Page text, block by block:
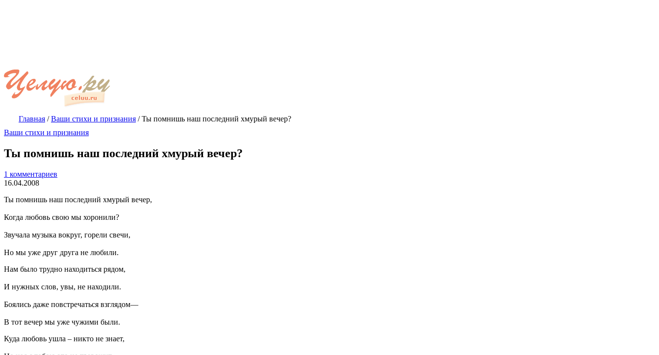
Главная /Ваши стихи и признания /Ты помнишь наш последний хмурый вечер?
Ваши стихи и признания
Ты помнишь наш последний хмурый вечер?
1 комментариев
16.04.2008
Ты помнишь наш последний хмурый вечер,
Когда любовь свою мы хоронили?
Звучала музыка вокруг, горели свечи,
Но мы уже друг друга не любили.
Нам было трудно находиться рядом,
И нужных слов, увы, не находили.
Боялись даже повстречаться взглядом—
В тот вечер мы уже чужими были.
Куда любовь ушла – никто не знает,